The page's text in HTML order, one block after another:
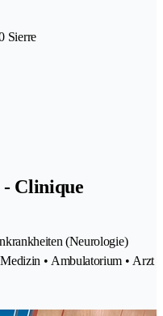
Sierre
Clinique
(Neurologie)
• Ambulatorium • Arzt